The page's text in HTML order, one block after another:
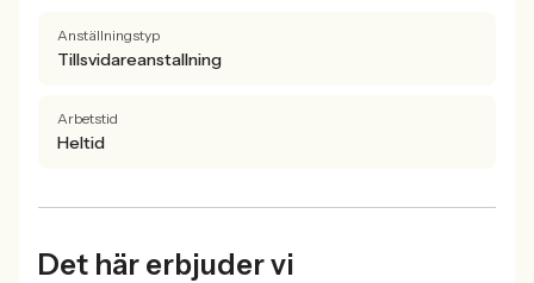
Anställningstyp
Tillsvidareanstallning
Arbetstid
Heltid
Det här erbjuder vi